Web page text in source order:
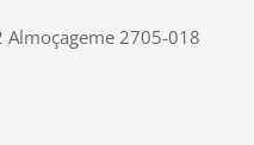
Almoçageme 2705-018